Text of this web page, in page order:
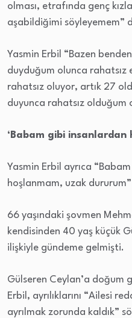
olması, etrafında genç
aşabildiğimi söyleyemem”
Yasmin Erbil “Bazen
duyduğum olunca rahatsız
rahatsız oluyor, artık 27
duyunca rahatsız olduğum
‘Babam gibi insanlardan
Yasmin Erbil ayrıca
hoşlanmam, uzak
66 yaşındaki şovmen
kendisinden 40 yaş küçük
ilişkiyle gündeme gelmişti.
Gülseren Ceylan’a doğum
Erbil, ayrılıklarını “Ailesi
ayrılmak zorunda kaldık”